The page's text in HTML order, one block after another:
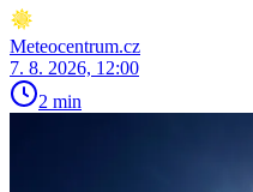
Meteocentrum.cz
7. 8. 2026, 12:00
2 min